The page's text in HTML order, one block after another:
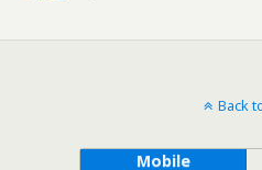
Back
Mobile